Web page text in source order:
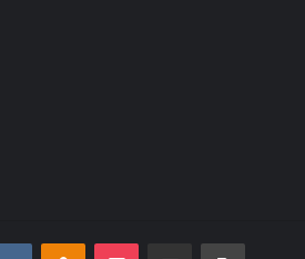
VKontakteOdnoklassniki
Pocket E-Posta ile paylaş Yazdır